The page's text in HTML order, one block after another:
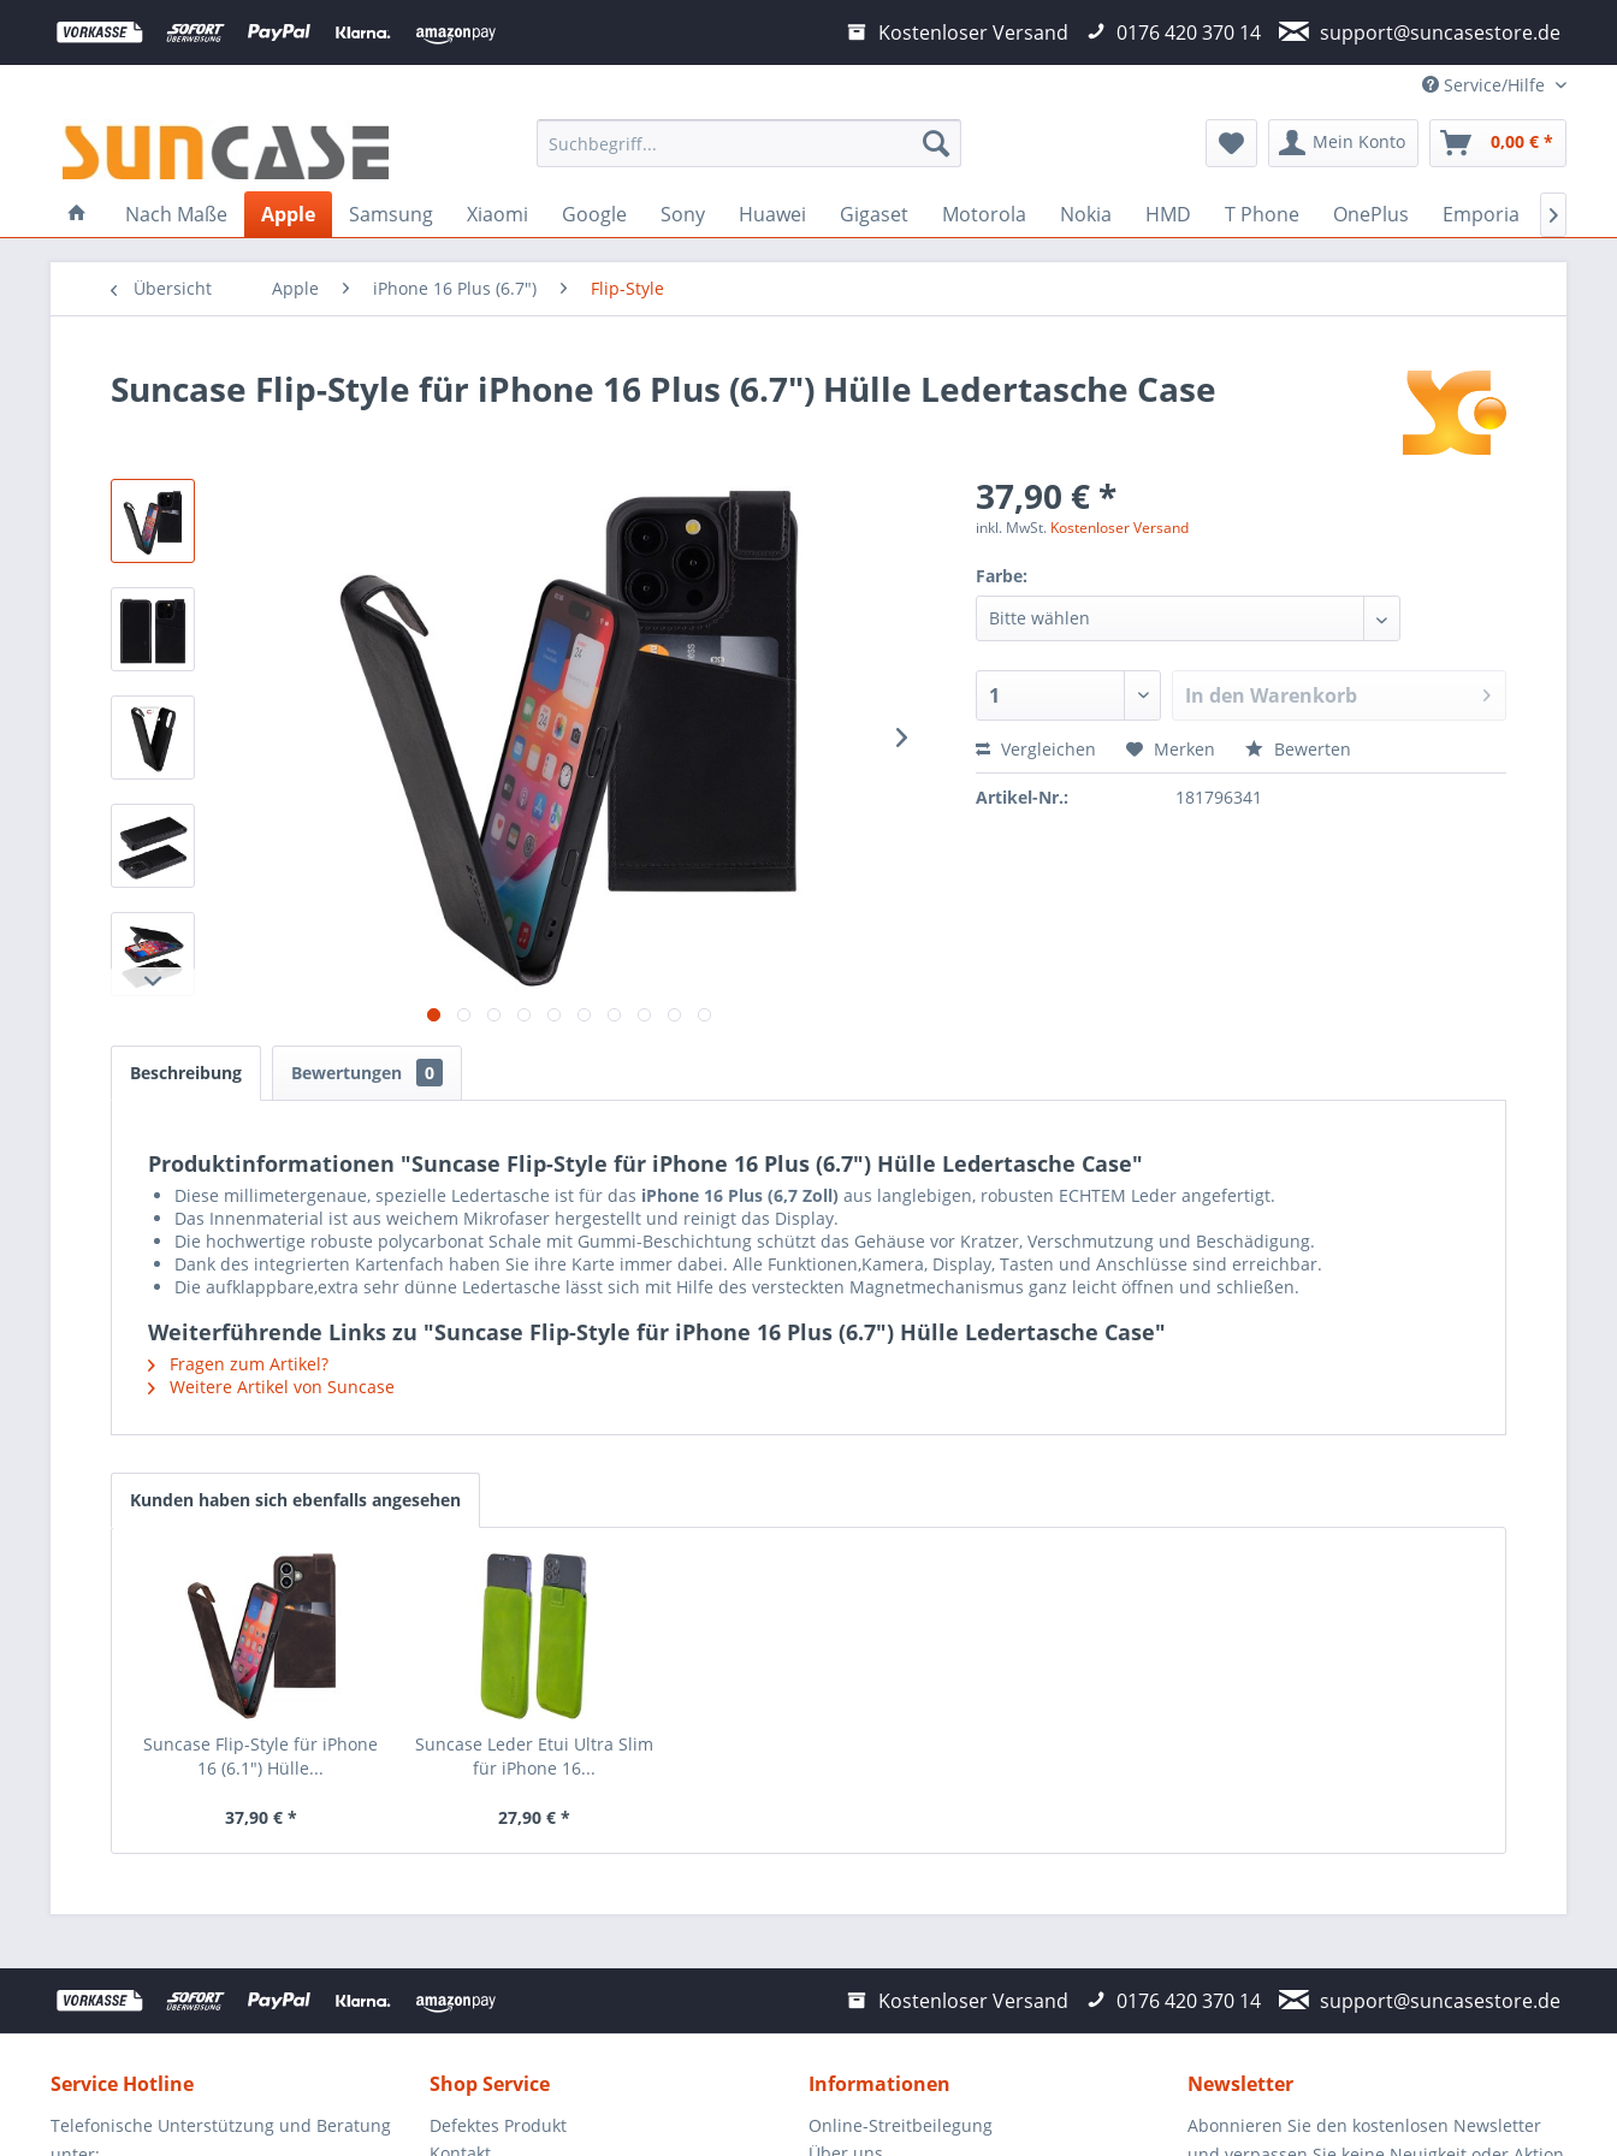
Kostenloser Versand 0176 420 370 14 support@suncasestore.de
Service/Hilfe
Mein Konto 0,00 € *
Nach Maße Apple Samsung Xiaomi Google Sony Huawei Gigaset Motorola Nokia HMD T Phone OnePlus Emporia 
Übersicht Apple iPhone 16 Plus (6.7") Flip-Style
Suncase Flip-Style für iPhone 16 Plus (6.7") Hülle Ledertasche Case
37,90 € *
inkl. MwSt. Kostenloser Versand
Farbe:
In den Warenkorb
Vergleichen Merken Bewerten
Artikel-Nr.: 181796341
Beschreibung Bewertungen 0
Produktinformationen "Suncase Flip-Style für iPhone 16 Plus (6.7") Hülle Ledertasche Case"
Diese millimetergenaue, spezielle Ledertasche ist für das iPhone 16 Plus (6,7 Zoll) aus langlebigen, robusten ECHTEM Leder angefertigt.
Das Innenmaterial ist aus weichem Mikrofaser hergestellt und reinigt das Display.
Die hochwertige robuste polycarbonat Schale mit Gummi-Beschichtung schützt das Gehäuse vor Kratzer, Verschmutzung und Beschädigung.
Dank des integrierten Kartenfach haben Sie ihre Karte immer dabei. Alle Funktionen,Kamera, Display, Tasten und Anschlüsse sind erreichbar.
Die aufklappbare,extra sehr dünne Ledertasche lässt sich mit Hilfe des versteckten Magnetmechanismus ganz leicht öffnen und schließen.
Weiterführende Links zu "Suncase Flip-Style für iPhone 16 Plus (6.7") Hülle Ledertasche Case"
Fragen zum Artikel?
Weitere Artikel von Suncase
Kunden haben sich ebenfalls angesehen
Suncase Flip-Style für iPhone
16 (6.1") Hülle...
37,90 € *
Suncase Leder Etui Ultra Slim
für iPhone 16...
27,90 € *
Kostenloser Versand 0176 420 370 14 support@suncasestore.de
Service Hotline
Telefonische Unterstützung und Beratung
Shop Service
Defektes Produkt
Informationen
Online-Streitbeilegung
Newsletter
Abonnieren Sie den kostenlosen Newsletter